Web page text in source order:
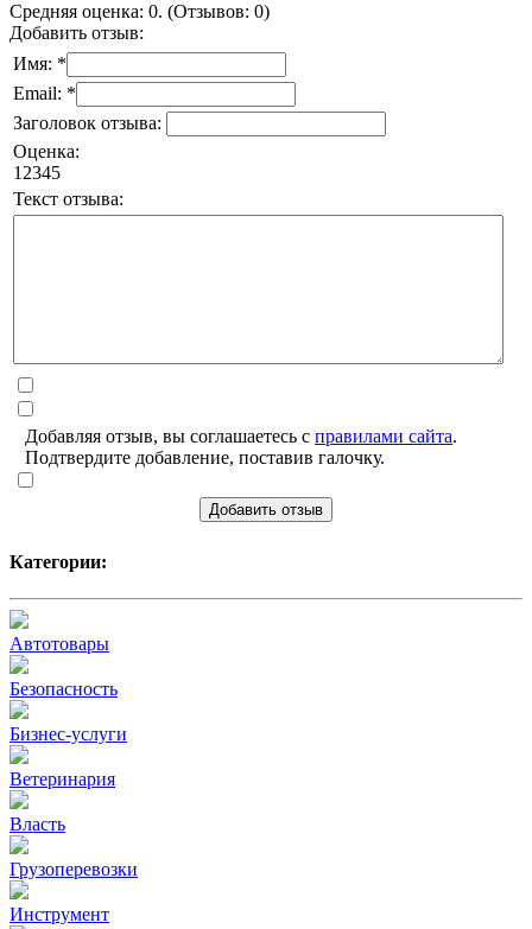
Средняя оценка: 0. (Отзывов: 0)
Добавить отзыв:
Имя: *
Email: *
Заголовок отзыва:
Оценка:
1 2345
Текст отзыва:
Добавляя отзыв, вы соглашаетесь с правилами сайта.
Подтвердите добавление, поставив галочку.
Добавить отзыв
Категории:
Автотовары
Безопасность
Бизнес-услуги
Ветеринария
Власть
Грузоперевозки
Инструмент